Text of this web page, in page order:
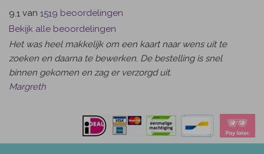
9.1 van 1519 beoordelingen
Bekijk alle beoordelingen
Het was heel makkelijk om een kaart naar wens uit te
zoeken en daarna te bewerken. De bestelling is snel
binnen gekomen en zag er verzorgd uit.
Margreth